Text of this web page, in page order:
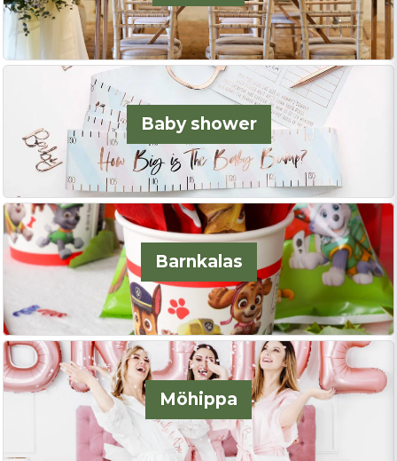
Baby shower
Barnkalas
Möhippa